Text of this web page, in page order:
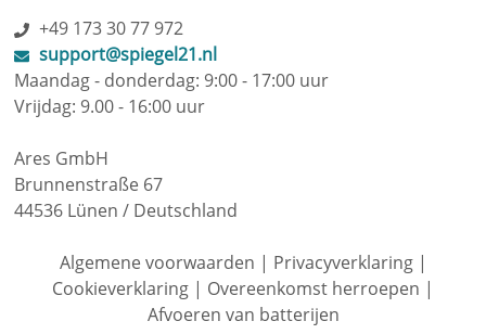
+49 173 30 77 972
support@spiegel21.nl
Maandag - donderdag: 9:00 - 17:00 uur
Vrijdag: 9.00 - 16:00 uur
Ares GmbH
Brunnenstraße 67
44536 Lünen / Deutschland
Algemene voorwaarden | Privacyverklaring|
Cookieverklaring | Overeenkomst herroepen |
Afvoeren van batterijen